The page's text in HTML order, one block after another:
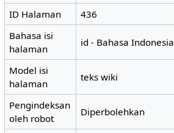
ID Halaman
436
Bahasa isi
halaman
id - Bahasa Indonesia
Model isi
halaman
teks wiki
Pengindeksan
oleh robot
Diperbolehkan